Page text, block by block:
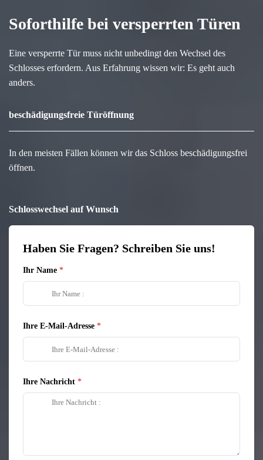
Soforthilfe bei versperrten Türen
Eine versperrte Tür muss nicht unbedingt den Wechsel des
Schlosses erfordern. Aus Erfahrung wissen wir: Es geht auch
anders.
beschädigungsfreie Türöffnung
In den meisten Fällen können wir das Schloss beschädigungsfrei
öffnen.
Schlosswechsel auf Wunsch
Haben Sie Fragen? Schreiben Sie uns!
Ihr Name
Ihre E-Mail-Adresse
Ihre Nachricht